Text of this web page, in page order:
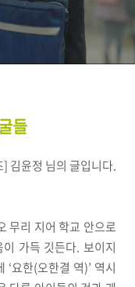
들
김윤정 님의 글입니다.
무리 지어 학교 안으로
가득 깃든다. 보이지
요한(오한결 역)’ 역시